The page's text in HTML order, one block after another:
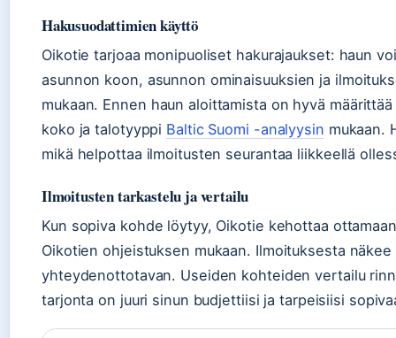
Hakusuodattimien käyttö
Oikotie tarjoaa monipuoliset hakurajaukset: haun
asunnon koon, asunnon ominaisuuksien ja
mukaan. Ennen haun aloittamista on hyvä
koko ja talotyyppi Baltic Suomi -analyysin mukaan.
mikä helpottaa ilmoitusten seurantaa liikkeellä
Ilmoitusten tarkastelu ja vertailu
Kun sopiva kohde löytyy, Oikotie kehottaa
Oikotien ohjeistuksen mukaan. Ilmoituksesta
yhteydenottotavan. Useiden kohteiden vertailu
tarjonta on juuri sinun budjettiisi ja tarpeisiisi